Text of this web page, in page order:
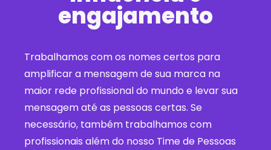
engajamento
Trabalhamos com os nomes certos para
amplificar a mensagem de sua marca na
maior rede profissional do mundo e levar sua
mensagem até as pessoas certas. Se
necessário, também trabalhamos com
profissionais além do nosso Time de Pessoas